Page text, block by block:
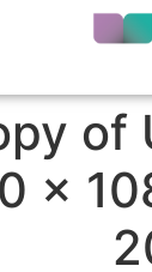
of
×